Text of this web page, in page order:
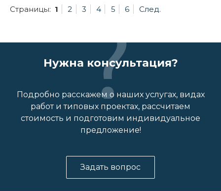
Страницы: 1 2 3 4 5 6 След.
Нужна консультация?
Подробно расскажем о наших услугах, видах
работ и типовых проектах, рассчитаем
стоимость и подготовим индивидуальное
предложение!
Задать вопрос